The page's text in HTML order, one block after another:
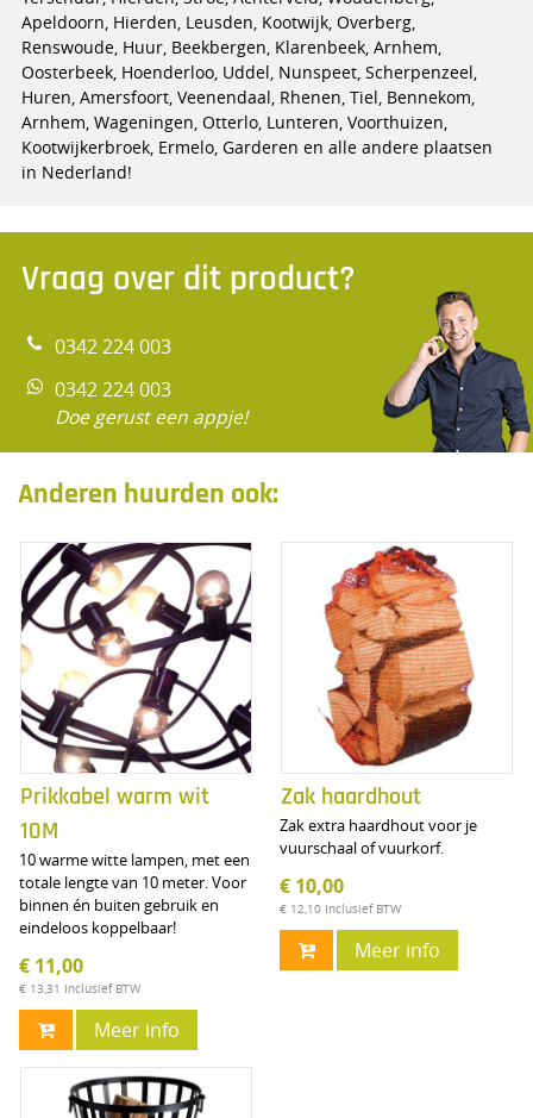
Apeldoorn, Hierden, Leusden, Kootwijk, Overberg,
Renswoude, Huur, Beekbergen, Klarenbeek, Arnhem,
Oosterbeek, Hoenderloo, Uddel, Nunspeet, Scherpenzeel,
Huren, Amersfoort, Veenendaal, Rhenen, Tiel, Bennekom,
Arnhem, Wageningen, Otterlo, Lunteren, Voorthuizen,
Kootwijkerbroek, Ermelo, Garderen en alle andere plaatsen
in Nederland!
Vraag over dit product?
0342 224 003
0342 224 003
Doe gerust een appje!
Anderen huurden ook:
Prikkabel warm wit
10M
10 warme witte lampen, met een
totale lengte van 10 meter. Voor
binnen én buiten gebruik en
eindeloos koppelbaar!
€ 11,00
€ 13,31 Inclusief BTW
Meer info
Zak haardhout
Zak extra haardhout voor je
vuurschaal of vuurkorf.
€ 10,00
€ 12,10 Inclusief BTW
Meer info